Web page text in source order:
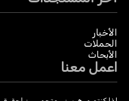
الأخبار
الحملات
الأبحاث
اعمل معنا